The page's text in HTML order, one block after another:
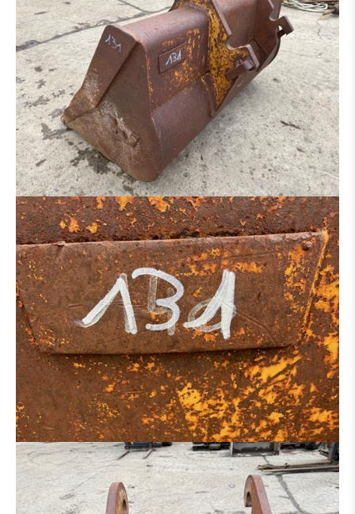
TRAIN CHAINE
BRAS
CABINE
BOÎTE DE VITESSES / CONVERTISSEUR
DISTRIBUTEUR HYDRAULIQUE
MOTEUR
CINTREUSE FER À BÉTON
CISEAUX À BÉTON
BROYEUR
SALEUSES
PANIER DE TRAVAIL
MACHINE POUR PIÈCE